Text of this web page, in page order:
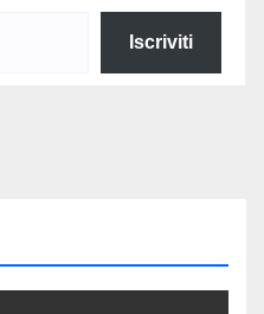
Iscriviti